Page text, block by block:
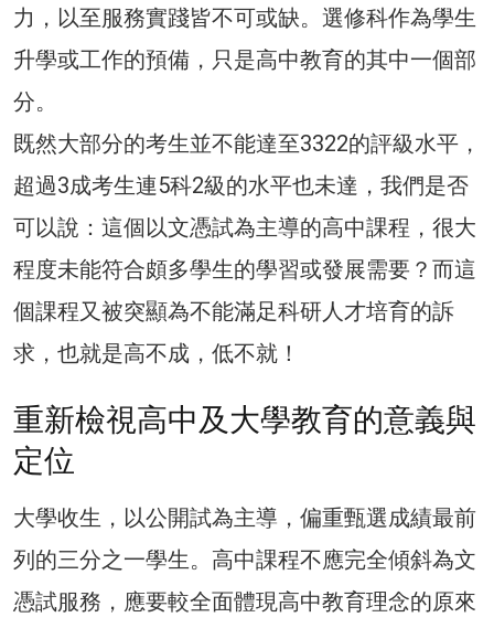
力，以至服務實踐皆不可或缺。選修科作為學生
升學或工作的預備，只是高中教育的其中一個部
分。
既然大部分的考生並不能達至3322的評級水平，
超過3成考生連5科2級的水平也未達，我們是否
可以說：這個以文憑試為主導的高中課程，很大
程度未能符合頗多學生的學習或發展需要？而這
個課程又被突顯為不能滿足科研人才培育的訴
求，也就是高不成，低不就！
重新檢視高中及大學教育的意義與
定位
大學收生，以公開試為主導，偏重甄選成績最前
列的三分之一學生。高中課程不應完全傾斜為文
憑試服務，應要較全面體現高中教育理念的原來